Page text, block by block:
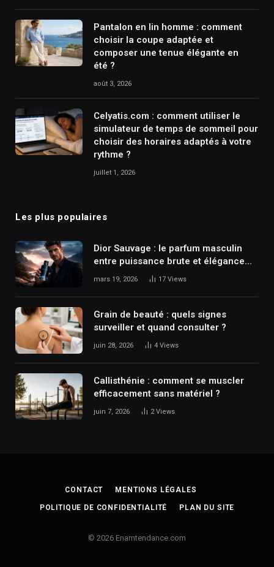
Pantalon en lin homme : comment
choisir la coupe adaptée et
composer une tenue élégante en
été ?
août 3, 2026
Celyatis.com : comment utiliser le
simulateur de temps de sommeil pour
choisir des horaires adaptés à votre
rythme ?
juillet 1, 2026
Les plus populaires
Dior Sauvage : le parfum masculin
entre puissance brute et élégance
maîtrisée
mars 19, 2026 17 Views
Grain de beauté : quels signes
surveiller et quand consulter ?
juin 28, 2026 4 Views
Callisthénie : comment se muscler
efficacement sans matériel ?
juin 7, 2026 2Views
CONTACT MENTIONS LÉGALES
POLITIQUE DE CONFIDENTIALITÉ PLAN DU SITE
© 2026 Enamtendance.com